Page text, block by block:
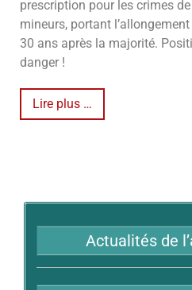
prescription pour les crimes
mineurs, portant
30 ans après la majorité.
danger !
Lire plus …
Actualités de